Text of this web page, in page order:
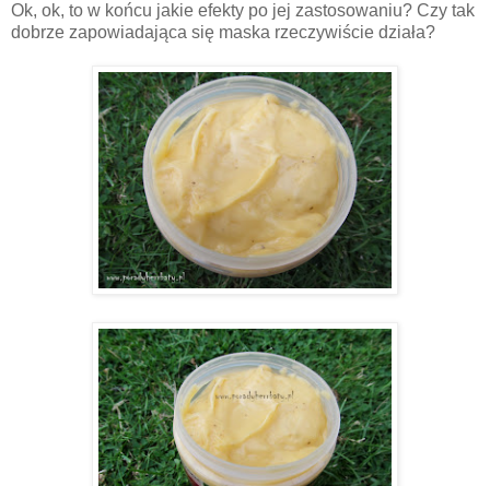
Ok, ok, to w końcu jakie efekty po jej zastosowaniu? Czy tak
dobrze zapowiadająca się maska rzeczywiście działa?